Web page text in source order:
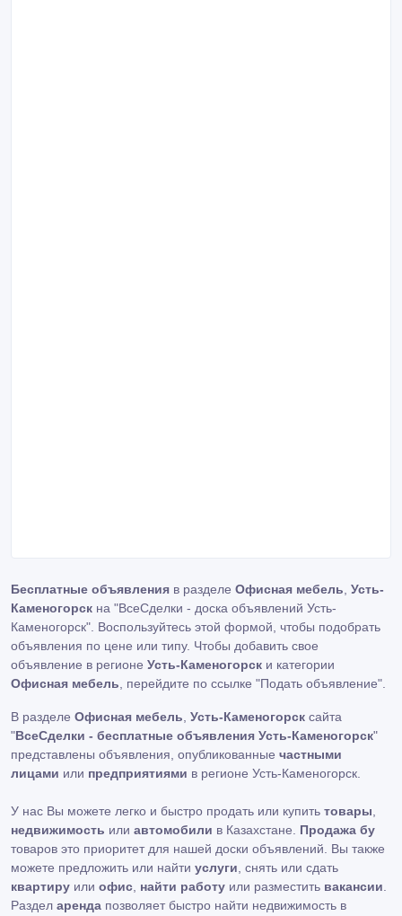
Бесплатные объявления в разделе Офисная мебель Усть-
Каменогорск на "ВсеСделки - доска объявлений Усть-
Каменогорск". Воспользуйтесь этой формой, чтобы подобрать
объявления по цене или типу. Чтобы добавить свое
объявление в регионе Усть-Каменогорск и категории
Офисная мебель , перейдите по ссылке "Подать объявление"
В разделе Офисная мебель Усть-Каменогорск сайта
"ВсеСделки - бесплатные объявления Усть-Каменогорск"
представлены объявления, опубликованные частными
лицами или предприятиями в регионе Усть-Каменогорск.
У нас Вы можете легко и быстро продать или купить товары
недвижимость или автомобили в Казахстане. Продажа бу
товаров это приоритет для нашей доски объявлений. Вы также
можете предложить или найти услуги , снять или сдать
квартиру или офис найти работу или разместить вакансии
Раздел аренда позволяет быстро найти недвижимость в